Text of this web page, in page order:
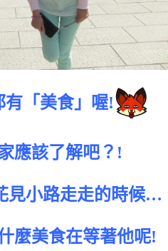
有「美食」喔!
應該了解吧？!
見小路走走的時候…
麼美食在等著他呢!